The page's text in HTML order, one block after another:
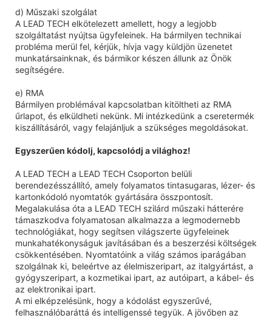
d) Műszaki szolgálat
A LEAD TECH elkötelezett amellett, hogy a legjobb
szolgáltatást nyújtsa ügyfeleinek. Ha bármilyen technikai
probléma merül fel, kérjük, hívja vagy küldjön üzenetet
munkatársainknak, és bármikor készen állunk az Önök
segítségére.
e) RMA
Bármilyen problémával kapcsolatban kitöltheti az RMA
űrlapot, és elküldheti nekünk. Mi intézkedünk a cseretermék
kiszállításáról, vagy felajánljuk a szükséges megoldásokat.
Egyszerűen kódolj, kapcsolódj a világhoz!
A LEAD TECH a LEAD TECH Csoporton belüli
berendezésszállító, amely folyamatos tintasugaras, lézer- és
kartonkódoló nyomtatók gyártására összpontosít.
Megalakulása óta a LEAD TECH szilárd műszaki hátterére
támaszkodva folyamatosan alkalmazza a legmodernebb
technológiákat, hogy segítsen világszerte ügyfeleinek
munkahatékonyságuk javításában és a beszerzési költségek
csökkentésében. Nyomtatóink a világ számos iparágában
szolgálnak ki, beleértve az élelmiszeripart, az italgyártást, a
gyógyszeripart, a kozmetikai ipart, az autóipart, a kábel- és
az elektronikai ipart.
A mi elképzelésünk, hogy a kódolást egyszerűvé,
felhasználóbaráttá és intelligenssé tegyük. A jövőben az